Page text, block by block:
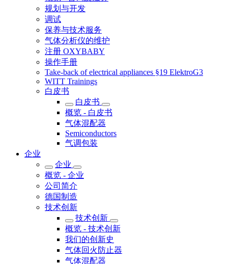
规划与开发
调试
保养与技术服务
气体分析仪的维护
注册 OXYBABY
操作手册
Take-back of electrical appliances §19 ElektroG3
WITT Trainings
白皮书
白皮书
概览 - 白皮书
气体混配器
Semiconductors
气调包装
企业
企业
概览 - 企业
公司简介
德国制造
技术创新
技术创新
概览 - 技术创新
我们的创新史
气体回火防止器
气体混配器